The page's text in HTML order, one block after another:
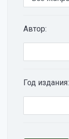
Автор:
Год издания: